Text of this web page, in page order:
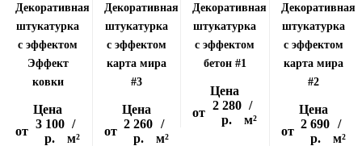
Декоративная
штукатурка
с эффектом
Эффект
ковки
Цена
от
3 100
р.
/
м²
Декоративная
штукатурка
с эффектом
карта мира
#3
Цена
от
2 260
р.
/
м²
Декоративная
штукатурка
с эффектом
бетон #1
Цена
от
2 280
р.
/
м²
Декоративная
штукатурка
с эффектом
карта мира
#2
Цена
от
2 690
р.
/
м²